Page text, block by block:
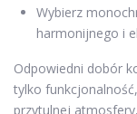
Wybierz
harmonijnego i
Odpowiedni dobór
tylko
przytulnej